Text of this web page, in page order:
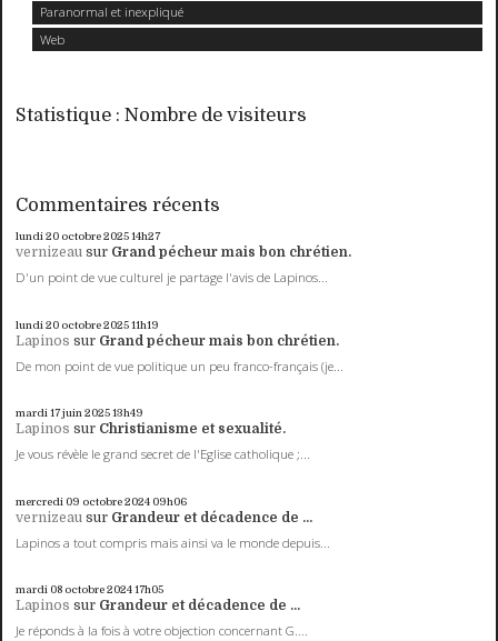
Paranormal et inexpliqué
Web
Statistique : Nombre de visiteurs
Commentaires récents
lundi 20 octobre 202514h27
vernizeau sur Grand pécheur mais bon chrétien.
D'un point de vue culturel je partage l'avis de Lapinos...
lundi 20 octobre 202511h19
Lapinos sur Grand pécheur mais bon chrétien.
De mon point de vue politique un peu franco-français (je...
mardi 17juin 202513h49
Lapinos sur Christianisme et sexualité.
Je vous révèle le grand secret de l'Eglise catholique ;...
mercredi 09 octobre 2024 09h06
vernizeau sur Grandeur et décadence de ...
Lapinos a tout compris mais ainsi va le monde depuis...
mardi 08 octobre 202417h05
Lapinos sur Grandeur et décadence de ...
Je réponds à la fois à votre objection concernant G....